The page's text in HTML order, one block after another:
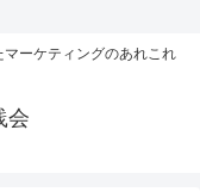
ーケティングのあれこれ
会